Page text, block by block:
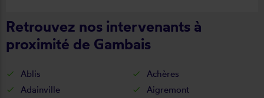
Retrouvez nos intervenants à
proximité de Gambais
Ablis
Achères
Adainville
Aigremont